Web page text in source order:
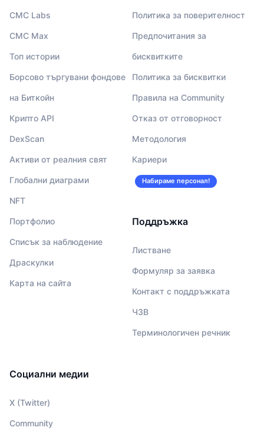
Календар на събитията
CMC Labs
CMC Max
Топ истории
Борсово търгувани фондове
на Биткойн
Крипто API
DexScan
Активи от реалния свят
Глобални диаграми
NFT
Портфолио
Списък за наблюдение
Драскулки
Карта на сайта
Политика за поверителност
Предпочитания за
бисквитките
Политика за бисквитки
Правила на Community
Отказ от отговорност
Методология
Кариери
Набираме персонал!
Поддръжка
Листване
Формуляр за заявка
Контакт с поддръжката
ЧЗВ
Терминологичен речник
Социални медии
X (Twitter)
Community